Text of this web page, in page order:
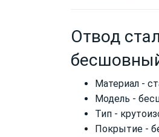
Отвод
Материал -
Модель -
Тип -
Покрытие -